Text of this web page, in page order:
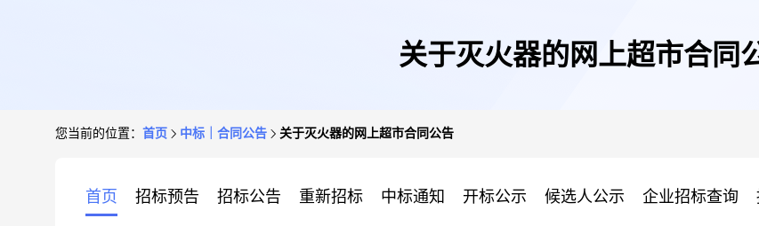
关于灭火器的网上超市合同
您当前的位置： 首页 中标｜合同公告 关于灭火器的网上超市合同公告
首页 招标预告 招标公告 重新招标 中标通知 开标公示 候选人公示 企业招标查询